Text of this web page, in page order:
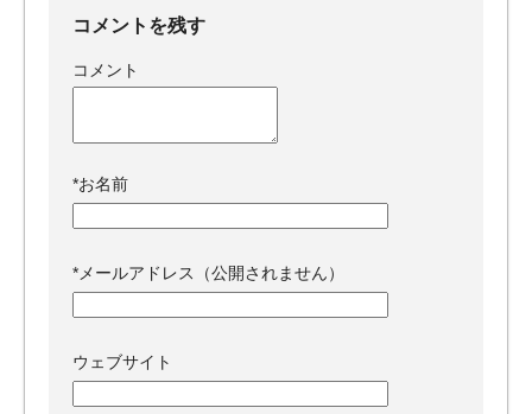
コメントを残す
コメント
*お名前
* メールアドレス（公開されません）
ウェブサイト